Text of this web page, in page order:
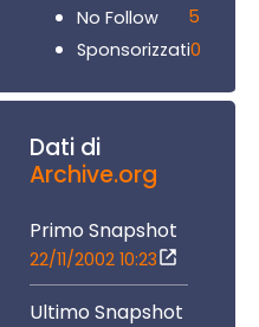
No Follow
5
Sponsorizzati0
Dati di
Archive.org
Primo Snapshot
22/11/2002 10:23
Ultimo Snapshot